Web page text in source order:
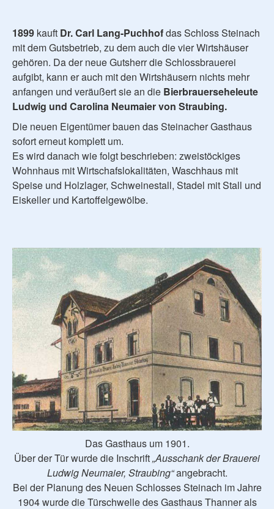
1899 kauft Dr. Carl Lang-Puchhofdas Schloss Steinach
mit dem Gutsbetrieb, zu dem auch die vier Wirtshäuser
gehören. Da der neue Gutsherr die Schlossbrauerei
aufgibt, kann er auch mit den Wirtshäusern nichts mehr
anfangen und veräußert sie an die Bierbrauerseheleute
Ludwig und Carolina Neumaier von Straubing.
Die neuen Eigentümer bauen das Steinacher Gasthaus
sofort erneut komplett um.
Es wird danach wie folgt beschrieben: zweistöckiges
Wohnhaus mit Wirtschafslokalitäten, Waschhaus mit
Speise und Holzlager, Schweinestall, Stadel mit Stall und
Eiskeller und Kartoffelgewölbe.
Das Gasthaus um 1901.
Über der Tür wurde die Inschrift„Ausschank der Brauerei
Ludwig Neumaier, Straubing“angebracht.
Bei der Planung des Neuen Schlosses Steinach im Jahre
1904 wurde die Türschwelle des Gasthaus Thanner als